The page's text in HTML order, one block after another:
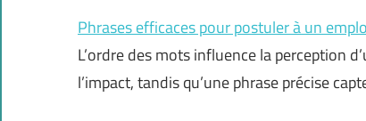
Phrases efficaces pour postuler à un
L’ordre des mots influence la perception
l’impact, tandis qu’une phrase précise